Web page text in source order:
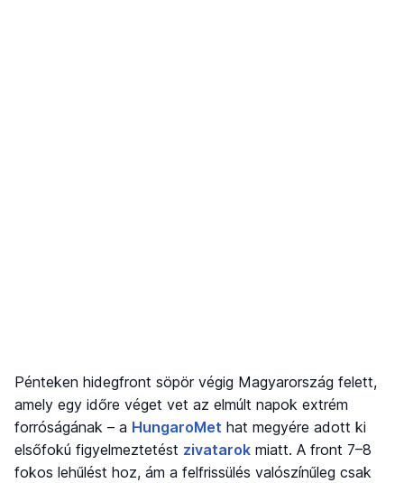
Pénteken hidegfront söpör végig Magyarország felett,
amely egy időre véget vet az elmúlt napok extrém
forróságának – a HungaroMet hat megyére adott ki
elsőfokú figyelmeztetést zivatarok miatt. A front 7–8
fokos lehűlést hoz, ám a felfrissülés valószínűleg csak